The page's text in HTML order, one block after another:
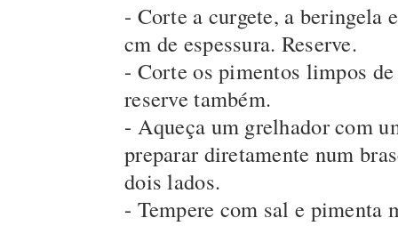
- Corte a curgete, a beringela
cm de espessura. Reserve.
- Corte os pimentos limpos
reserve também.
- Aqueça um grelhador com
preparar diretamente num
dois lados.
- Tempere com sal e pimenta